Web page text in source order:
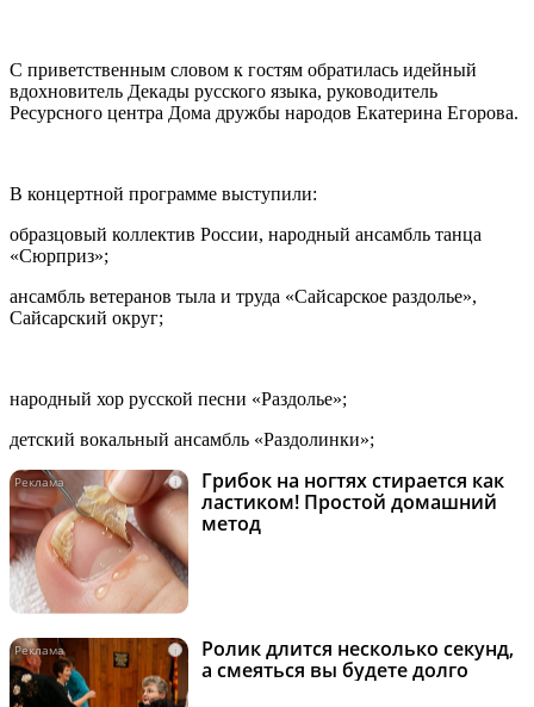
С приветственным словом к гостям обратилась идейный
вдохновитель Декады русского языка, руководитель
Ресурсного центра Дома дружбы народов Екатерина Егорова.
В концертной программе выступили:
образцовый коллектив России, народный ансамбль танца
«Сюрприз»;
ансамбль ветеранов тыла и труда «Сайсарское раздолье»,
Сайсарский округ;
народный хор русской песни «Раздолье»;
детский вокальный ансамбль «Раздолинки»;
i
Грибок на ногтях стирается как
ластиком! Простой домашний
метод
i
Ролик длится несколько секунд,
а смеяться вы будете долго